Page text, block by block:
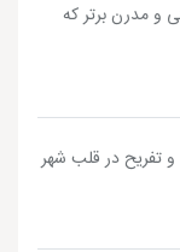
: ۶ بازار سنتی و مدرن برتر که
و تفریح در قلب شهر